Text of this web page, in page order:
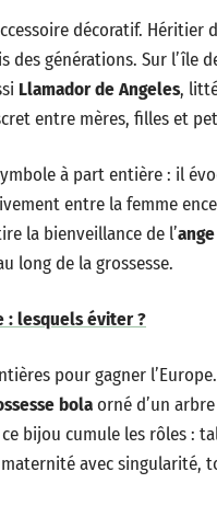
décoratif. Héritier
des générations. Sur l’île
Llamador de Angeles,
entre mères, filles et
à part entière : il
entre la femme
la bienveillance de l’
long de la grossesse.
: lesquels éviter ?
pour gagner
bolaorné d’un
bijou cumule les rôles :
avec singularité,